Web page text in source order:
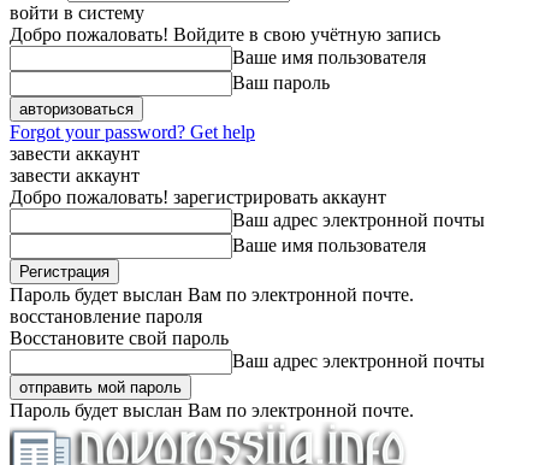
войти в систему
Добро пожаловать! Войдите в свою учётную запись
Ваше имя пользователя
Ваш пароль
Forgot your password? Get help
завести аккаунт
завести аккаунт
Добро пожаловать! зарегистрировать аккаунт
Ваш адрес электронной почты
Ваше имя пользователя
Пароль будет выслан Вам по электронной почте.
восстановление пароля
Восстановите свой пароль
Ваш адрес электронной почты
Пароль будет выслан Вам по электронной почте.